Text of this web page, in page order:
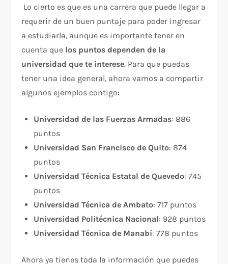
Lo cierto es que es una carrera que puede llegar a
requerir de un buen puntaje para poder ingresar
a estudiarla, aunque es importante tener en
cuenta que los puntos dependen de la
universidad que te interese. Para que puedas
tener una idea general, ahora vamos a compartir
algunos ejemplos contigo:
Universidad de las Fuerzas Armadas: 886
puntos
Universidad San Francisco de Quito: 874
puntos
Universidad Técnica Estatal de Quevedo: 745
puntos
Universidad Técnica de Ambato: 717 puntos
Universidad Politécnica Nacional: 928 puntos
Universidad Técnica de Manabí: 778 puntos
Ahora ya tienes toda la información que puedes